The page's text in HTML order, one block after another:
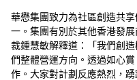
華懋集團致力為社區創造共
一。集團有別於其他香港發
裁鍾慧敏解釋道：「我們創
們整體營運方向。透過如心
作。大家對計劃反應熱烈，